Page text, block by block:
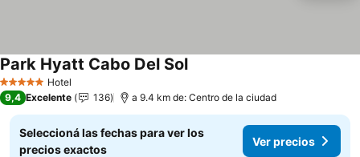
5 Estrellas Hotel
Park Hyatt Cabo Del SolVer precios
9,4 Excelente 136 a 9.4 km de: Centro de la ciudad
Seleccioná las fechas para ver los
precios exactos
Ver precios